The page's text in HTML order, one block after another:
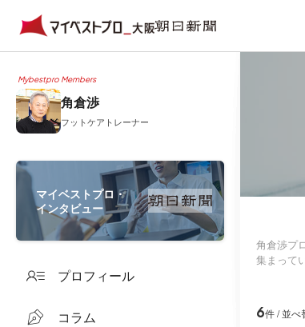
Mybestpro Members
角倉渉
フットケアトレーナー
マイベストプロ・
インタビュー
プロフィール
コラム
角倉渉プ
集まって
6件 / 並べ